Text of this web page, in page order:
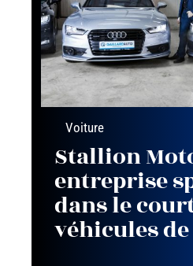
Voiture
Stallion
entreprise
dans le
véhicules